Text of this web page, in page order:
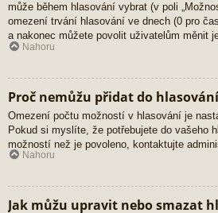
může během hlasování vybrat (v poli
omezení trvání hlasování ve dnech (0 pro
a nakonec můžete povolit uživatelům měnit
Nahoru
Proč nemůžu přidat do
Omezení počtu možností v hlasování je
Pokud si myslíte, že potřebujete do vašeho
možností než je povoleno, kontaktujte
Nahoru
Jak můžu upravit nebo smazat